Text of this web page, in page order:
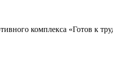
комплекса «Готов к